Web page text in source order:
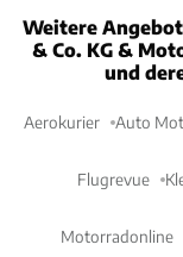
Weitere
& Co. KG &
und
Aerokurier Auto
Flugrevue
Motorradonline